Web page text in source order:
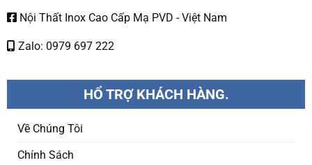
Nội Thất Inox Cao Cấp Mạ PVD - Việt Nam
Zalo: 0979 697 222
HỔ TRỢ KHÁCH HÀNG.
Về Chúng Tôi
Chính Sách